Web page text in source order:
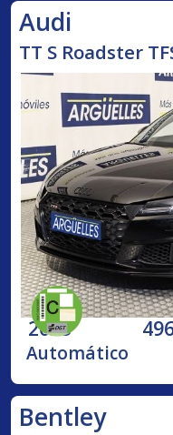
Audi
TT S Roadster
2023
Automático
Bentley